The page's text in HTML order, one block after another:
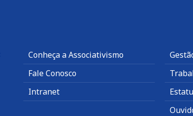
Conheça a Associativismo
Fale Conosco
Intranet